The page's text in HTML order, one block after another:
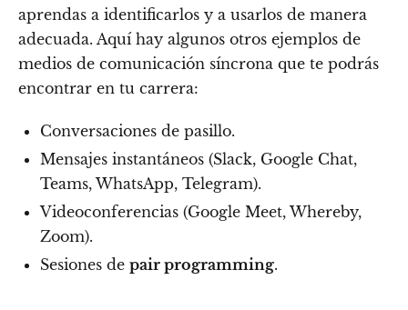
aprendas a identificarlos y a usarlos de manera
adecuada. Aquí hay algunos otros ejemplos de
medios de comunicación síncrona que te podrás
encontrar en tu carrera:
Conversaciones de pasillo.
Mensajes instantáneos (Slack, Google Chat,
Teams, WhatsApp, Telegram).
Videoconferencias (Google Meet, Whereby,
Zoom).
Sesiones de pair programming.